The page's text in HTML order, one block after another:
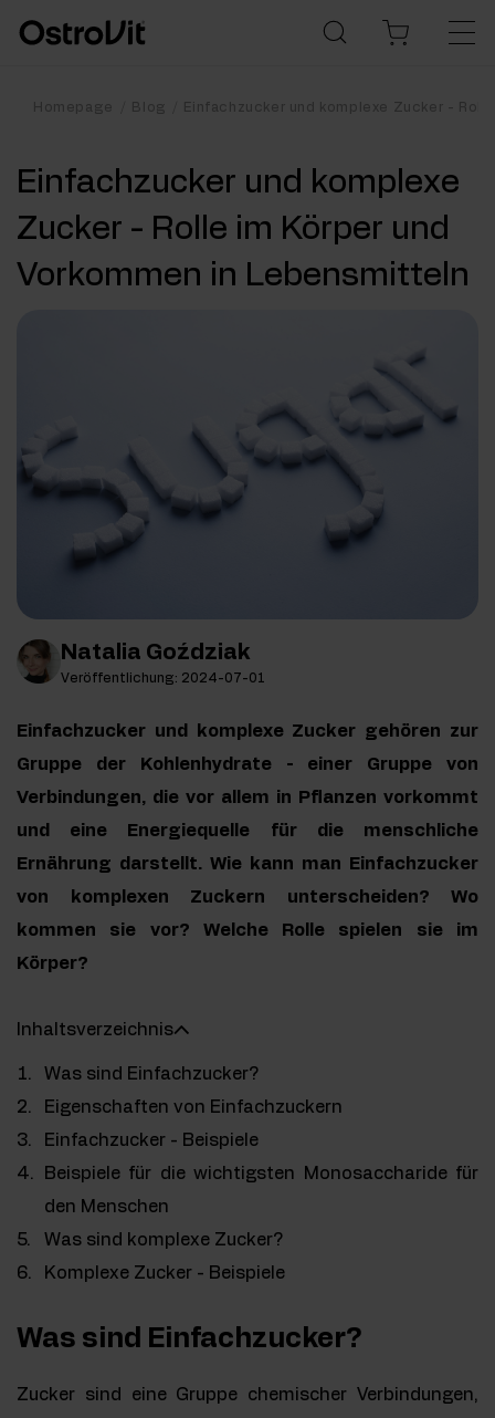
Homepage Blog Einfachzucker und komplexe Zucker -
Einfachzucker und komplexe
Zucker - Rolle im Körper und
Vorkommen in Lebensmitteln
Natalia Goździak
Veröffentlichung: 2024-07-01
Einfachzucker und komplexe Zucker gehören zur
Gruppe der Kohlenhydrate - einer Gruppe von
Verbindungen, die vor allem in Pflanzen vorkommt
und eine Energiequelle für die menschliche
Ernährung darstellt. Wie kann man Einfachzucker
von komplexen Zuckern unterscheiden? Wo
kommen sie vor? Welche Rolle spielen sie im
Körper?
Inhaltsverzeichnis
Was sind Einfachzucker?
Eigenschaften von Einfachzuckern
Einfachzucker - Beispiele
Beispiele für die wichtigsten Monosaccharide für
den Menschen
Was sind komplexe Zucker?
Komplexe Zucker - Beispiele
Was sind Einfachzucker?
Zucker sind eine Gruppe chemischer Verbindungen,